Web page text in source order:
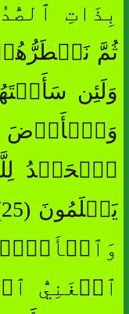
وَلَئِن
وَٱلۡأَرۡضَ
ٱلۡحَمۡدُ